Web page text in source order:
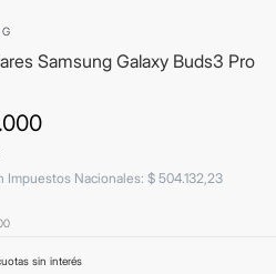
Samsung Galaxy Buds3 Pro
000
Impuestos Nacionales: $ 504.132 23
sin interés